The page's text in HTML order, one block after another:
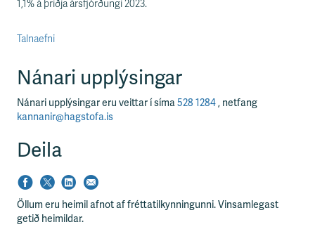
1,1% á þriðja ársfjórðungi 2023.
Talnaefni
Nánari upplýsingar
Nánari upplýsingar eru veittar í síma528 1284, netfang
kannanir@hagstofa.is
Deila
Öllum eru heimil afnot af fréttatilkynningunni. Vinsamlegast
getið heimildar.